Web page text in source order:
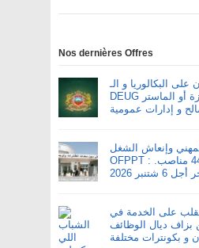
Nos dernières Offres
البكالوريا و الـ
DEUG و الدبلوم و الإجازة أو الماستر
وإنعاش الشغل
OFPPT : مباريات لتوظيف 449 مناصب.
أجل 6 شتنبر 2026
على الخدمة في
بزاف ديال الوظائف
و بكونترات مختلفة